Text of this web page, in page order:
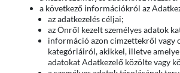
a következő információkról az
az adatkezelés céljai;
az Önről kezelt személyes adatok
információ azon címzettekről vagy
kategóriáiról, akikkel, illetve
adatokat Adatkezelő közölte vagy